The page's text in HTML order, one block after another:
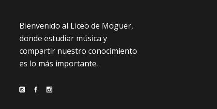
Bienvenido al Liceo de Moguer,
donde estudiar música y
compartir nuestro conocimiento
es lo más importante.